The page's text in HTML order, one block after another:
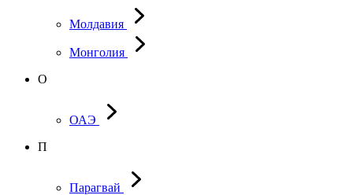
Молдавия
Монголия
О
ОАЭ
П
Парагвай